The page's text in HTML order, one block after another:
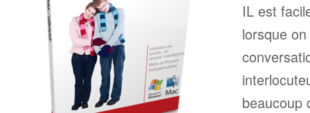
IL est
lorsque
beaucoup